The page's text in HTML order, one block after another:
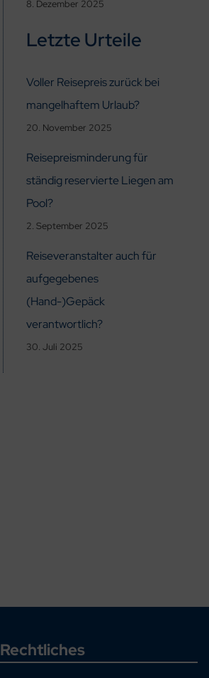
8. Dezember 2025
Letzte Urteile
Voller Reisepreis zurück bei
mangelhaftem Urlaub?
20. November 2025
Reisepreisminderung für
ständig reservierte Liegen am
Pool?
2. September 2025
Reiseveranstalter auch für
aufgegebenes
(Hand-)Gepäck
verantwortlich?
30. Juli 2025
Rechtliches